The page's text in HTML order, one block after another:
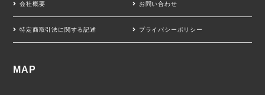
会社概要 お問い合わせ
特定商取引法に関する記述 プライバシーポリシー
MAP